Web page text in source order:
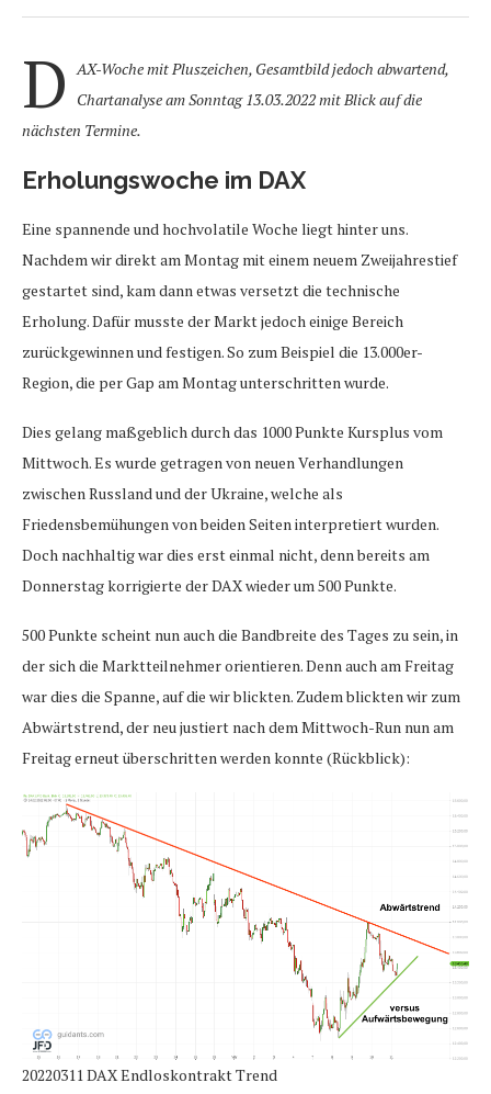
D
AX-Woche mit Pluszeichen, Gesamtbild jedoch abwartend,
Chartanalyse am Sonntag 13.03.2022 mit Blick auf die
nächsten Termine.
Erholungswoche im DAX
Eine spannende und hochvolatile Woche liegt hinter uns.
Nachdem wir direkt am Montag mit einem neuem Zweijahrestief
gestartet sind, kam dann etwas versetzt die technische
Erholung. Dafür musste der Markt jedoch einige Bereich
zurückgewinnen und festigen. So zum Beispiel die 13.000er-
Region, die per Gap am Montag unterschritten wurde.
Dies gelang maßgeblich durch das 1000 Punkte Kursplus vom
Mittwoch. Es wurde getragen von neuen Verhandlungen
zwischen Russland und der Ukraine, welche als
Friedensbemühungen von beiden Seiten interpretiert wurden.
Doch nachhaltig war dies erst einmal nicht, denn bereits am
Donnerstag korrigierte der DAX wieder um 500 Punkte.
500 Punkte scheint nun auch die Bandbreite des Tages zu sein, in
der sich die Marktteilnehmer orientieren. Denn auch am Freitag
war dies die Spanne, auf die wir blickten. Zudem blickten wir zum
Abwärtstrend, der neu justiert nach dem Mittwoch-Run nun am
Freitag erneut überschritten werden konnte (Rückblick):
20220311 DAX Endloskontrakt Trend